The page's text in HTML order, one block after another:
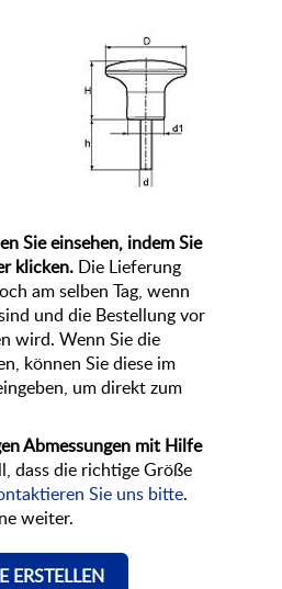
Sie einsehen, indem Sie
klicken.
Die Lieferung
am selben Tag, wenn
und die Bestellung vor
wird. Wenn Sie die
können Sie diese im
um direkt zum
Abmessungen mit Hilfe
dass die richtige Größe
Sie uns bitte.
weiter.
ERSTELLEN